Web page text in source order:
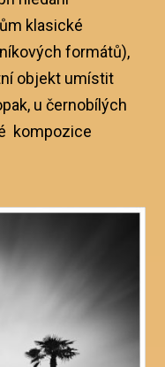
klasické
formátů),
objekt umístit
u černobílých
kompozice